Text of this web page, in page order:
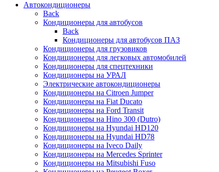
Автокондиционеры
Back
Кондиционеры для автобусов
Back
Кондиционеры для автобусов ПАЗ
Кондиционеры для грузовиков
Кондиционеры для легковых автомобилей
Кондиционеры для спецтехники
Кондиционеры на УРАЛ
Электрические автокондиционеры
Кондиционеры на Citroen Jumper
Кондиционеры на Fiat Ducato
Кондиционеры на Ford Transit
Кондиционеры на Hino 300 (Dutro)
Кондиционеры на Hyundai HD120
Кондиционеры на Hyundai HD78
Кондиционеры на Iveco Daily
Кондиционеры на Mercedes Sprinter
Кондиционеры на Mitsubishi Fuso